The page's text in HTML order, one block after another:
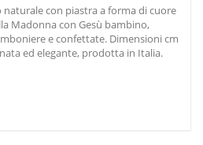
naturale con piastra a forma di cuore
Madonna con Gesù bambino,
e confettate. Dimensioni cm
ed elegante, prodotta in Italia.